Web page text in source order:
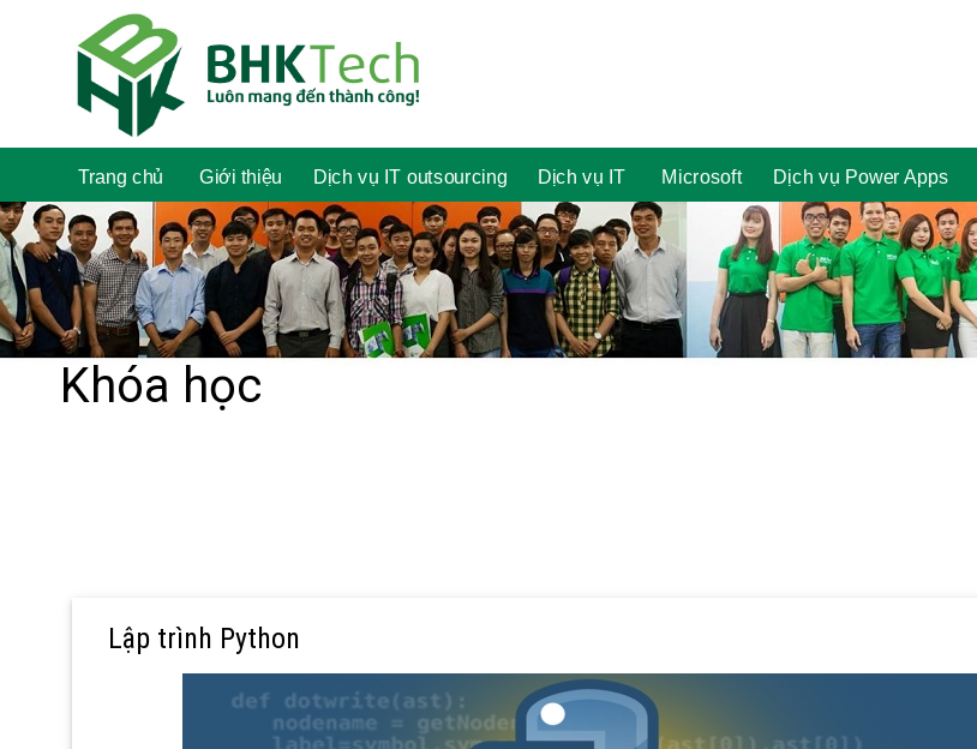
Trang chủ Giới thiệu Dịch vụ IT outsourcing Dịch vụ IT Microsoft Dịch vụ Power Apps
Khóa học
Lập trình Python